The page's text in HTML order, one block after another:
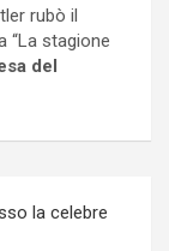
rubò il
“La stagione
del
la celebre